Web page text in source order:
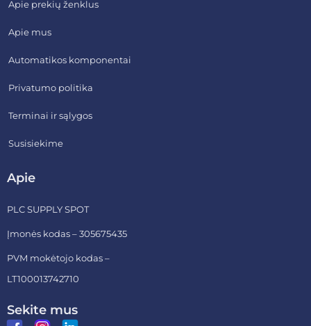
Apie prekių ženklus
Apie mus
Automatikos komponentai
Privatumo politika
Terminai ir sąlygos
Susisiekime
Apie
PLC SUPPLY SPOT
Įmonės kodas – 305675435
PVM mokėtojo kodas –
LT100013742710
Sekite mus